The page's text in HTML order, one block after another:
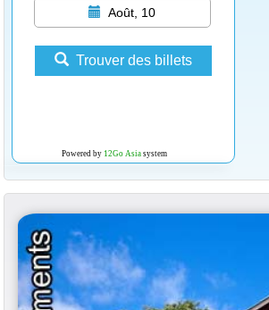
Août, 10
Trouver des billets
Powered by 12Go Asiasystem